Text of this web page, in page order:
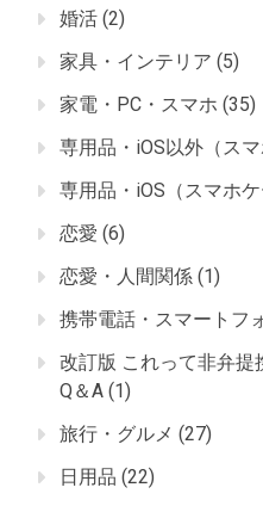
婚活 (2)
家具・インテリア (5)
家電・PC・スマホ (35)
専用品・iOS以外（スマ
専用品・iOS（スマホケ
恋愛 (6)
恋愛・人間関係 (1)
携帯電話・スマートフ
改訂版 これって非弁提
Q＆A (1)
旅行・グルメ (27)
日用品 (22)